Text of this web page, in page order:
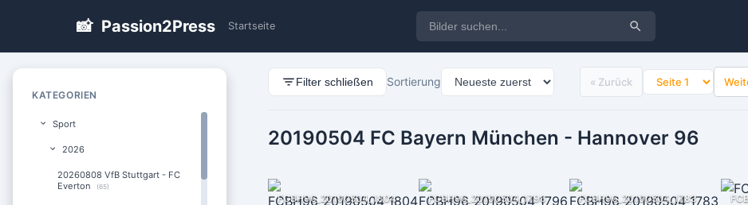
📸 Passion2Press Startseite
KATEGORIEN
Sport
2026
20260808 VfB Stuttgart - FC
Everton
(65)
Filter schließen Sortierung « Zurück
20190504 FC Bayern München - Hannover 96
FCBH96_20190504_1804 FCBH96_20190504_1796 FCBH96_20190504_1783